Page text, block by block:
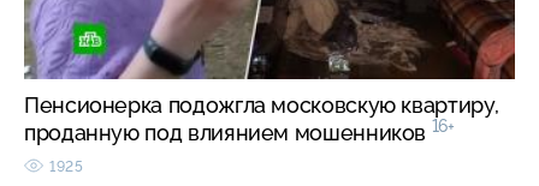
Пенсионерка подожгла московскую квартиру,
проданную под влиянием мошенников 16+
1925